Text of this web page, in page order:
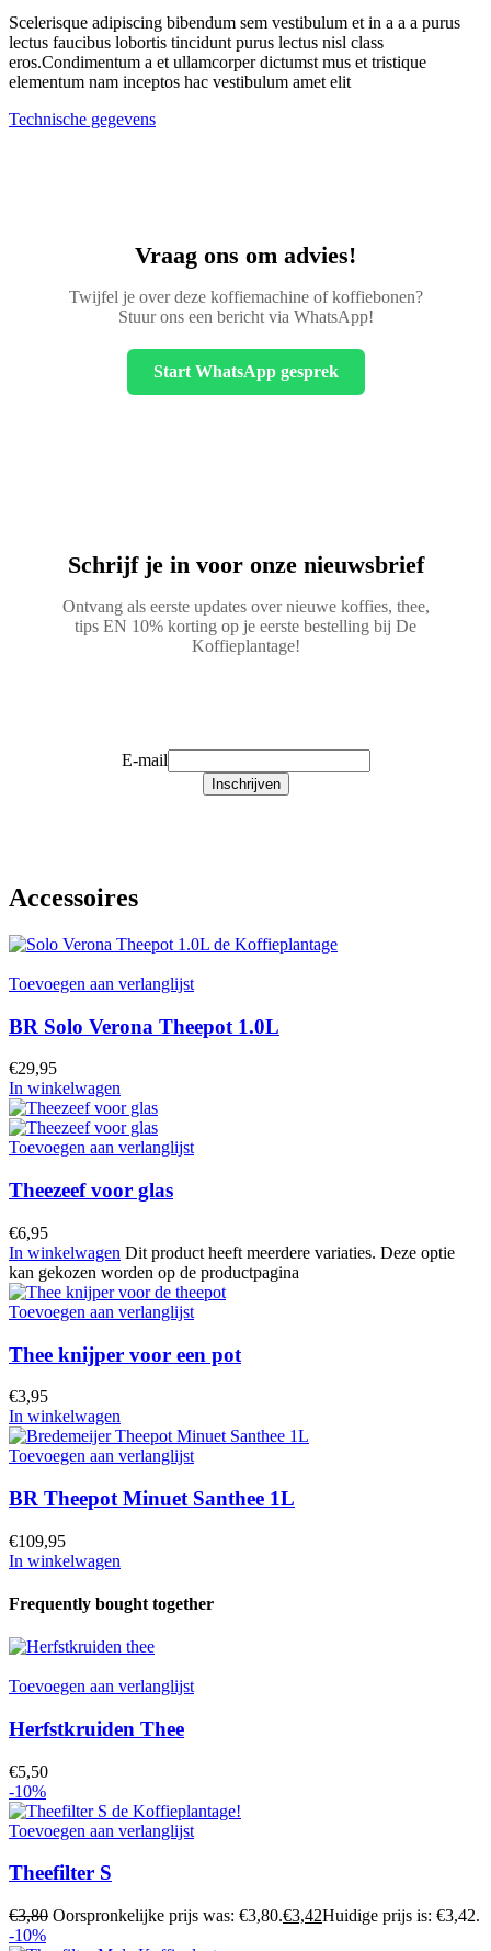
Scelerisque adipiscing bibendum sem vestibulum et in a a a purus
lectus faucibus lobortis tincidunt purus lectus nisl class
eros.Condimentum a et ullamcorper dictumst mus et tristique
elementum nam inceptos hac vestibulum amet elit
Technische gegevens
Vraag ons om advies!
Twijfel je over deze koffiemachine of koffiebonen?
Stuur ons een bericht via WhatsApp!
Start WhatsApp gesprek
Schrijf je in voor onze nieuwsbrief
Ontvang als eerste updates over nieuwe koffies, thee,
tips EN 10% korting op je eerste bestelling bij De
Koffieplantage!
E-mail
Inschrijven
Accessoires
Toevoegen aan verlanglijst
BR Solo Verona Theepot 1.0L
€29,95
In winkelwagen
Toevoegen aan verlanglijst
Theezeef voor glas
€6,95
In winkelwagen Dit product heeft meerdere variaties. Deze optie
kan gekozen worden op de productpagina
Toevoegen aan verlanglijst
Thee knijper voor een pot
€3,95
In winkelwagen
Toevoegen aan verlanglijst
BR Theepot Minuet Santhee 1L
€109,95
In winkelwagen
Frequently bought together
Toevoegen aan verlanglijst
Herfstkruiden Thee
€5,50
-10%
Toevoegen aan verlanglijst
Theefilter S
€3,80 Oorspronkelijke prijs was: €3,80.€3,42Huidige prijs is: €3,42.
-10%